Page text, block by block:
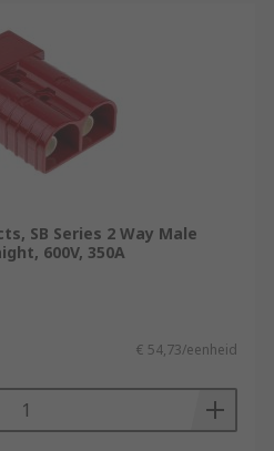
SB Series 2 Way Male
600V, 350A
€ 54,73/eenheid